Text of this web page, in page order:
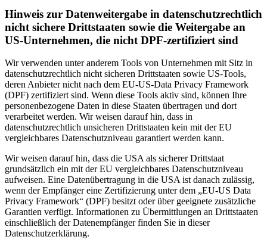
Hinweis zur Datenweitergabe in datenschutzrechtlich
nicht sichere Drittstaaten sowie die Weitergabe an
US-Unternehmen, die nicht DPF-zertifiziert sind
Wir verwenden unter anderem Tools von Unternehmen mit Sitz in
datenschutzrechtlich nicht sicheren Drittstaaten sowie US-Tools,
deren Anbieter nicht nach dem EU-US-Data Privacy Framework
(DPF) zertifiziert sind. Wenn diese Tools aktiv sind, können Ihre
personenbezogene Daten in diese Staaten übertragen und dort
verarbeitet werden. Wir weisen darauf hin, dass in
datenschutzrechtlich unsicheren Drittstaaten kein mit der EU
vergleichbares Datenschutzniveau garantiert werden kann.
Wir weisen darauf hin, dass die USA als sicherer Drittstaat
grundsätzlich ein mit der EU vergleichbares Datenschutzniveau
aufweisen. Eine Datenübertragung in die USA ist danach zulässig,
wenn der Empfänger eine Zertifizierung unter dem „EU-US Data
Privacy Framework“ (DPF) besitzt oder über geeignete zusätzliche
Garantien verfügt. Informationen zu Übermittlungen an Drittstaaten
einschließlich der Datenempfänger finden Sie in dieser
Datenschutzerklärung.